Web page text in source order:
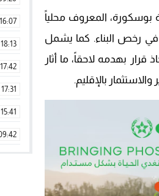
المعروف محلياً
في رخص البناء. كما يشمل
بهدمه لاحقاً، ما أثار
بالإقليم.
16:07
18:13
17:42
17:31
15:41